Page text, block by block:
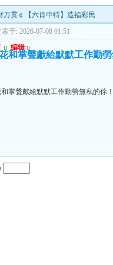
贯￠【六肖中特】造福彩民
表于: 2026-07-08 01:51
u 编辑 u
和掌聲獻給默默工作勤勞
掌聲獻給默默工作勤勞無私的伱！